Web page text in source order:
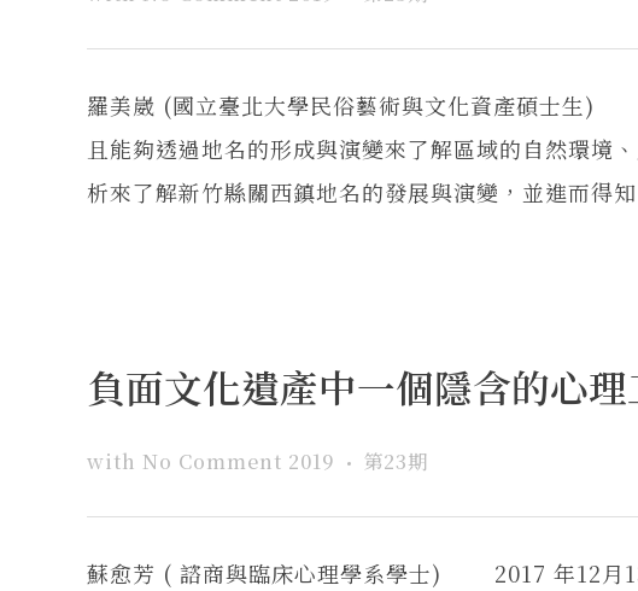
羅美崴 (國立臺北大學民俗藝術與文化資產碩士生)
且能夠透過地名的形成與演變來了解區域的自然環境
析來了解新竹縣關西鎮地名的發展與演變，並進而得
負面文化遺產中一個隱含的心理
with No Comment 2019 第23期
蘇愈芳 ( 諮商與臨床心理學系學士) 2017 年12月